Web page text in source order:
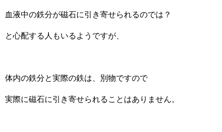
血液中の鉄分が磁石に引き寄せられるのでは？
と心配する人もいるようですが、
体内の鉄分と実際の鉄は、別物ですので
実際に磁石に引き寄せられることはありません。